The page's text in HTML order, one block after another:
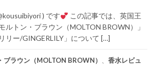
) です
この記事では、英国王
ルトン・ブラウン（MOLTON BROWN）」
リー/GINGERLILY」について […]
ブラウン（MOLTON BROWN） 、 香水レビュ